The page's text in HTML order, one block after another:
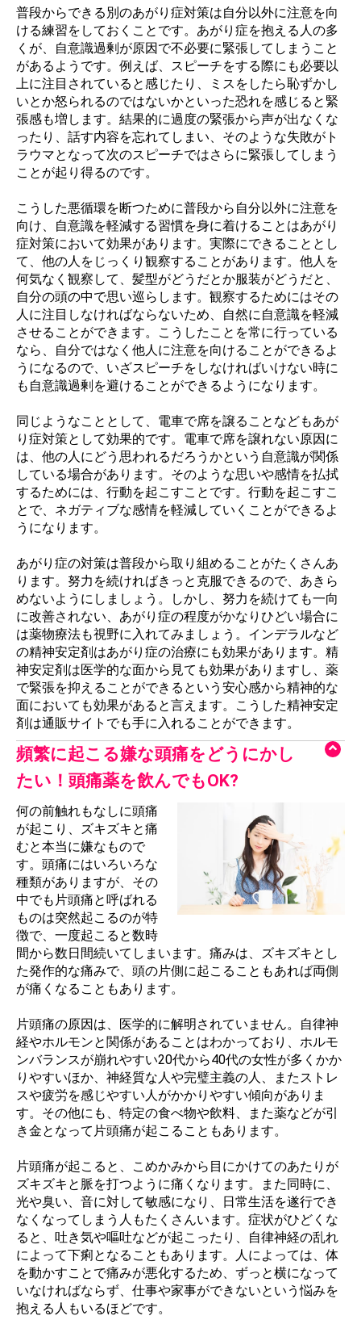
普段からできる別のあがり症対策は自分以外に注意を向
ける練習をしておくことです。あがり症を抱える人の多
くが、自意識過剰が原因で不必要に緊張してしまうこと
があるようです。例えば、スピーチをする際にも必要以
上に注目されていると感じたり、ミスをしたら恥ずかし
いとか怒られるのではないかといった恐れを感じると緊
張感も増します。結果的に過度の緊張から声が出なくな
ったり、話す内容を忘れてしまい、そのような失敗がト
ラウマとなって次のスピーチではさらに緊張してしまう
ことが起り得るのです。
こうした悪循環を断つために普段から自分以外に注意を
向け、自意識を軽減する習慣を身に着けることはあがり
症対策において効果があります。実際にできることとし
て、他の人をじっくり観察することがあります。他人を
何気なく観察して、髪型がどうだとか服装がどうだと、
自分の頭の中で思い巡らします。観察するためにはその
人に注目しなければならないため、自然に自意識を軽減
させることができます。こうしたことを常に行っている
なら、自分ではなく他人に注意を向けることができるよ
うになるので、いざスピーチをしなければいけない時に
も自意識過剰を避けることができるようになります。
同じようなこととして、電車で席を譲ることなどもあが
り症対策として効果的です。電車で席を譲れない原因に
は、他の人にどう思われるだろうかという自意識が関係
している場合があります。そのような思いや感情を払拭
するためには、行動を起こすことです。行動を起こすこ
とで、ネガティブな感情を軽減していくことができるよ
うになります。
あがり症の対策は普段から取り組めることがたくさんあ
ります。努力を続ければきっと克服できるので、あきら
めないようにしましょう。しかし、努力を続けても一向
に改善されない、あがり症の程度がかなりひどい場合に
は薬物療法も視野に入れてみましょう。インデラルなど
の精神安定剤はあがり症の治療にも効果があります。精
神安定剤は医学的な面から見ても効果がありますし、薬
で緊張を抑えることができるという安心感から精神的な
面においても効果があると言えます。こうした精神安定
剤は通販サイトでも手に入れることができます。
頻繁に起こる嫌な頭痛をどうにかし
たい！頭痛薬を飲んでもOK?
何の前触れもなしに頭痛
が起こり、ズキズキと痛
むと本当に嫌なもので
す。頭痛にはいろいろな
種類がありますが、その
中でも片頭痛と呼ばれる
ものは突然起こるのが特
徴で、一度起こると数時
間から数日間続いてしまいます。痛みは、ズキズキとし
た発作的な痛みで、頭の片側に起こることもあれば両側
が痛くなることもあります。
片頭痛の原因は、医学的に解明されていません。自律神
経やホルモンと関係があることはわかっており、ホルモ
ンバランスが崩れやすい20代から40代の女性が多くかか
りやすいほか、神経質な人や完璧主義の人、またストレ
スや疲労を感じやすい人がかかりやすい傾向がありま
す。その他にも、特定の食べ物や飲料、また薬などが引
き金となって片頭痛が起こることもあります。
片頭痛が起こると、こめかみから目にかけてのあたりが
ズキズキと脈を打つように痛くなります。また同時に、
光や臭い、音に対して敏感になり、日常生活を遂行でき
なくなってしまう人もたくさんいます。症状がひどくな
ると、吐き気や嘔吐などが起こったり、自律神経の乱れ
によって下痢となることもあります。人によっては、体
を動かすことで痛みが悪化するため、ずっと横になって
いなければならず、仕事や家事ができないという悩みを
抱える人もいるほどです。